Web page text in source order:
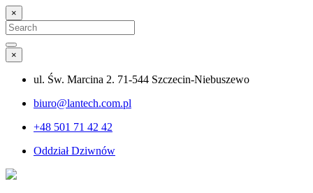
×
Search
for:
Search
×
ul. Św. Marcina 2. 71-544 Szczecin-Niebuszewo
biuro@lantech.com.pl
+48 501 71 42 42
Oddział Dziwnów